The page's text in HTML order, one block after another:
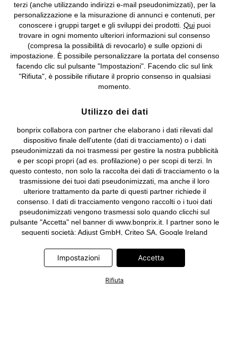
©2026 bonprix.Tutti i diritti riservati.
bonprix S.r.l. con socio unico, sede legale: via Adua 33 - 13855
Valdengo (BI) C.F. 01510910027 - P.I. 01939830020, Reg. Imprese di
Biella n. 01510910027, R.E.A. BI - 171345, N. Reg. Pile:
IT09060P00000858, N. Reg. AEE: IT08020000002105 Capitale
Sociale: euro 1.000.000 i.v, Società soggetta all'attività di direzione
e coordinamento di bonprix Beteiligungs -Verwaltungsgesellschaft
mbH.
terzi (anche utilizzando indirizzi e-mail pseudonimizzati), per la
personalizzazione e la misurazione di annunci e contenuti, per
conoscere i gruppi target e gli sviluppi dei prodotti. Quipuoi
trovare in ogni momento ulteriori informazioni sul consenso
(compresa la possibilità di revocarlo) e sulle opzioni di
impostazione. È possibile personalizzare la portata del consenso
facendo clic sul pulsante "Impostazioni". Facendo clic sul link
"Rifiuta", è possibile rifiutare il proprio consenso in qualsiasi
momento.
Utilizzo dei dati
bonprix collabora con partner che elaborano i dati rilevati dal
dispositivo finale dell'utente (dati di tracciamento) o i dati
pseudonimizzati da noi trasmessi per gestire la nostra pubblicità
e per scopi propri (ad es. profilazione) o per scopi di terzi. In
questo contesto, non solo la raccolta dei dati di tracciamento o la
trasmissione dei tuoi dati pseudonimizzati, ma anche il loro
ulteriore trattamento da parte di questi partner richiede il
consenso. I dati di tracciamento vengono raccolti o i tuoi dati
pseudonimizzati vengono trasmessi solo quando clicchi sul
pulsante "Accetta" nel banner di www.bonprix.it. I partner sono le
seguenti società: Adjust GmbH, Criteo SA, Google Ireland
Meta Platforms Ireland Limited, Microsoft Ireland Operations
Limited, Pinterest Europe Limited, RTB-House GmbH, TikTok
trattamento dei dati da parte di questi partner sono disponibili
Impostazioni Accetta
Rifiuta